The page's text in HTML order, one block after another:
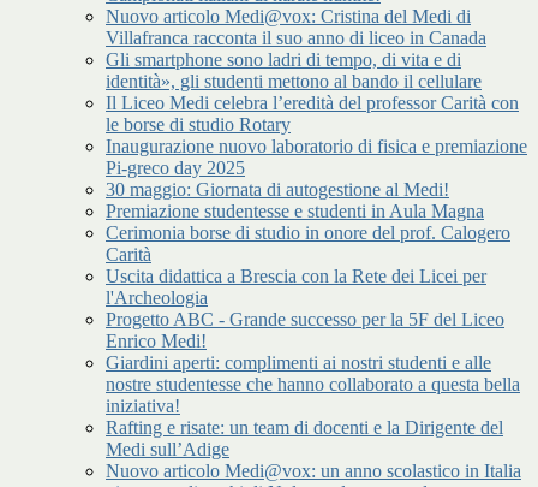
Nuovo articolo Medi@vox: Cristina del Medi di
Villafranca racconta il suo anno di liceo in Canada
Gli smartphone sono ladri di tempo, di vita e di
identità», gli studenti mettono al bando il cellulare
Il Liceo Medi celebra l’eredità del professor Carità con
le borse di studio Rotary
Inaugurazione nuovo laboratorio di fisica e premiazione
Pi-greco day 2025
30 maggio: Giornata di autogestione al Medi!
Premiazione studentesse e studenti in Aula Magna
Cerimonia borse di studio in onore del prof. Calogero
Carità
Uscita didattica a Brescia con la Rete dei Licei per
l'Archeologia
Progetto ABC - Grande successo per la 5F del Liceo
Enrico Medi!
Giardini aperti: complimenti ai nostri studenti e alle
nostre studentesse che hanno collaborato a questa bella
iniziativa!
Rafting e risate: un team di docenti e la Dirigente del
Medi sull’Adige
Nuovo articolo Medi@vox: un anno scolastico in Italia